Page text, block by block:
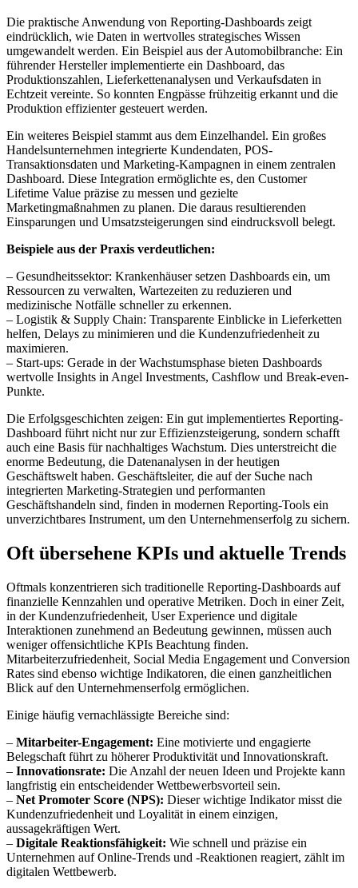
Die praktische Anwendung von Reporting-Dashboards zeigt
eindrücklich, wie Daten in wertvolles strategisches Wissen
umgewandelt werden. Ein Beispiel aus der Automobilbranche: Ein
führender Hersteller implementierte ein Dashboard, das
Produktionszahlen, Lieferkettenanalysen und Verkaufsdaten in
Echtzeit vereinte. So konnten Engpässe frühzeitig erkannt und die
Produktion effizienter gesteuert werden.
Ein weiteres Beispiel stammt aus dem Einzelhandel. Ein großes
Handelsunternehmen integrierte Kundendaten, POS-
Transaktionsdaten und Marketing-Kampagnen in einem zentralen
Dashboard. Diese Integration ermöglichte es, den Customer
Lifetime Value präzise zu messen und gezielte
Marketingmaßnahmen zu planen. Die daraus resultierenden
Einsparungen und Umsatzsteigerungen sind eindrucksvoll belegt.
Beispiele aus der Praxis verdeutlichen:
– Gesundheitssektor: Krankenhäuser setzen Dashboards ein, um
Ressourcen zu verwalten, Wartezeiten zu reduzieren und
medizinische Notfälle schneller zu erkennen.
– Logistik & Supply Chain: Transparente Einblicke in Lieferketten
helfen, Delays zu minimieren und die Kundenzufriedenheit zu
maximieren.
– Start-ups: Gerade in der Wachstumsphase bieten Dashboards
wertvolle Insights in Angel Investments, Cashflow und Break-even-
Punkte.
Die Erfolgsgeschichten zeigen: Ein gut implementiertes Reporting-
Dashboard führt nicht nur zur Effizienzsteigerung, sondern schafft
auch eine Basis für nachhaltiges Wachstum. Dies unterstreicht die
enorme Bedeutung, die Datenanalysen in der heutigen
Geschäftswelt haben. Geschäftsleiter, die auf der Suche nach
integrierten Marketing-Strategien und performanten
Geschäftshandeln sind, finden in modernen Reporting-Tools ein
unverzichtbares Instrument, um den Unternehmenserfolg zu sichern.
Oft übersehene KPIs und aktuelle Trends
Oftmals konzentrieren sich traditionelle Reporting-Dashboards auf
finanzielle Kennzahlen und operative Metriken. Doch in einer Zeit,
in der Kundenzufriedenheit, User Experience und digitale
Interaktionen zunehmend an Bedeutung gewinnen, müssen auch
weniger offensichtliche KPIs Beachtung finden.
Mitarbeiterzufriedenheit, Social Media Engagement und Conversion
Rates sind ebenso wichtige Indikatoren, die einen ganzheitlichen
Blick auf den Unternehmenserfolg ermöglichen.
Einige häufig vernachlässigte Bereiche sind:
– Mitarbeiter-Engagement: Eine motivierte und engagierte
Belegschaft führt zu höherer Produktivität und Innovationskraft.
– Innovationsrate: Die Anzahl der neuen Ideen und Projekte kann
langfristig ein entscheidender Wettbewerbsvorteil sein.
– Net Promoter Score (NPS): Dieser wichtige Indikator misst die
Kundenzufriedenheit und Loyalität in einem einzigen,
aussagekräftigen Wert.
– Digitale Reaktionsfähigkeit: Wie schnell und präzise ein
Unternehmen auf Online-Trends und -Reaktionen reagiert, zählt im
digitalen Wettbewerb.